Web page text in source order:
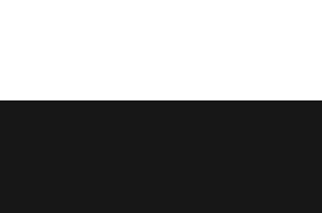
XWorm 6.0: Il malware modulare